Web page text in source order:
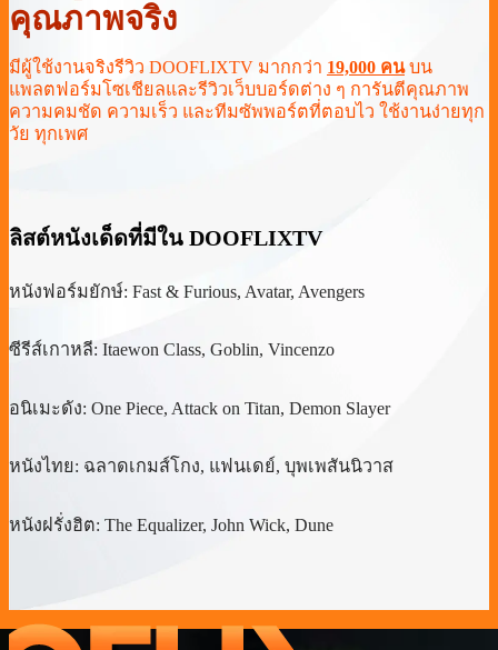
คุณภาพจริง
มีผู้ใช้งานจริงรีวิว DOOFLIXTV มากกว่า 19,000 คนบน
แพลตฟอร์มโซเชียลและรีวิวเว็บบอร์ดต่าง ๆ การันตีคุณภาพ
ความคมชัด ความเร็ว และทีมซัพพอร์ตที่ตอบไว ใช้งานง่ายทุก
วัย ทุกเพศ
ลิสต์หนังเด็ดที่มีใน DOOFLIXTV
หนังฟอร์มยักษ์: Fast & Furious, Avatar, Avengers
ซีรีส์เกาหลี: Itaewon Class, Goblin, Vincenzo
อนิเมะดัง: One Piece, Attack on Titan, Demon Slayer
หนังไทย: ฉลาดเกมส์โกง, แฟนเดย์, บุพเพสันนิวาส
หนังฝรั่งฮิต: The Equalizer, John Wick, Dune